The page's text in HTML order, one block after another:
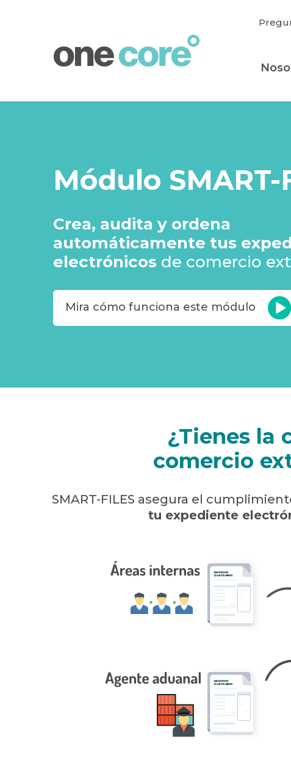
Módulo SMART-
Crea, audita y ordena
automáticamente tus
electrónicos de comercio
Mira cómo funciona este módulo
¿Tienes la
comercio
SMART-FILES asegura el
tu expediente